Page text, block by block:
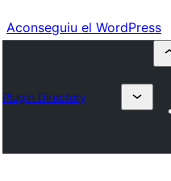
Aconseguiu el WordPress
Plugin Directory